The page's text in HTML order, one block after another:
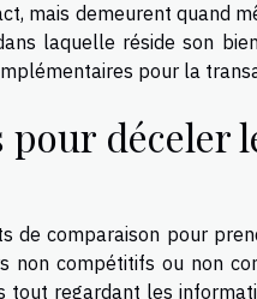
mais demeurent quand
laquelle réside son
pour la
pour déceler
de comparaison pour
non compétitifs ou non
tout regardant les